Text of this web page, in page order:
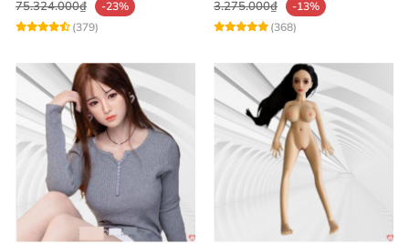
75.324.000₫
-23%
(379)
3.275.000₫
-13%
(368)